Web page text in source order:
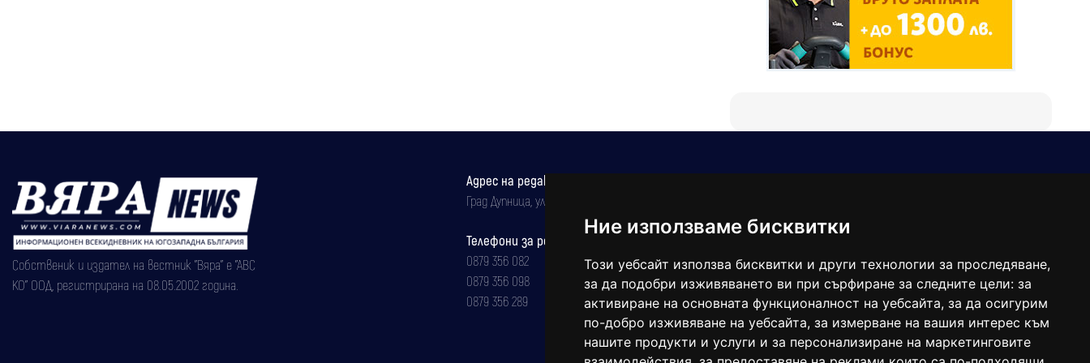
Ние използваме бисквитки
Този уебсайт използва бисквитки и други технологии за проследяване,
за да подобри изживяването ви при сърфиране за следните цели: за
активиране на основната функционалност на уебсайта, за да осигурим
по-добро изживяване на уебсайта, за измерване на вашия интерес към
нашите продукти и услуги и за персонализиране на маркетинговите
Собственик и издател на вестник "Вяра" е "АВС
КО" ООД, регистрирана на 08.05.2002 година.
Адрес на редакцията
Град Дупница, ул.''Христо Ботев" 43
Телефони за реклама и абонаменти
0879 356 082
0879 356 098
0879 356 289
balgarkanews@gmail.com